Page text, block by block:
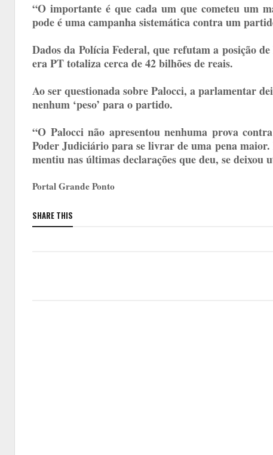
“O importante é que cada um que cometeu um
pode é uma campanha sistemática contra um
Dados da Polícia Federal, que refutam a posição
era PT totaliza cerca de 42 bilhões de reais.
Ao ser questionada sobre Palocci, a parlamentar
nenhum ‘peso’ para o partido.
“O Palocci não apresentou nenhuma prova
Poder Judiciário para se livrar de uma pena
mentiu nas últimas declarações que deu, se
Portal Grande Ponto
SHARE THIS